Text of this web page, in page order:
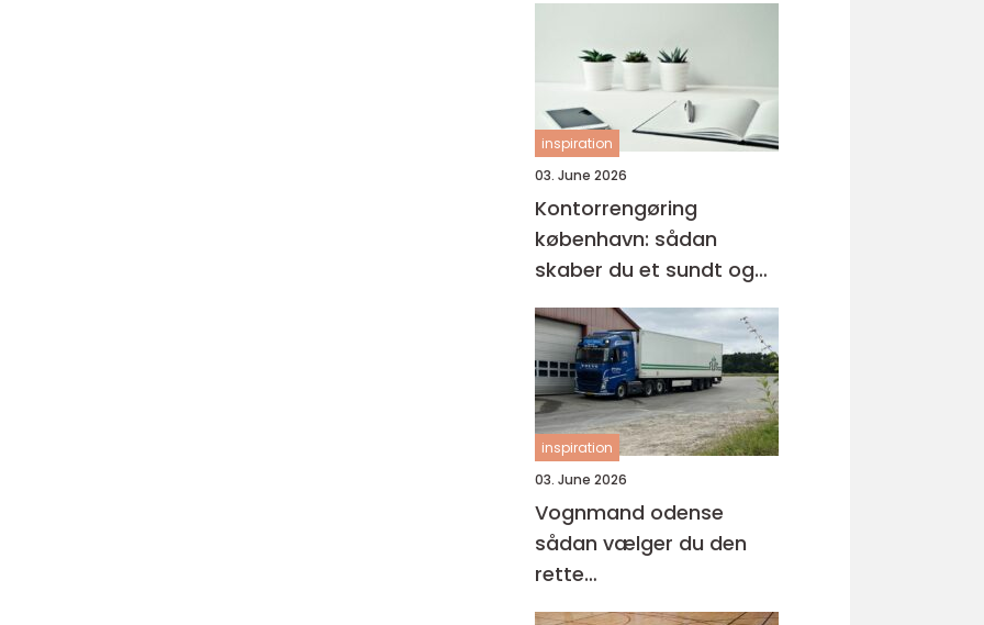
inspiration
03. June 2026
Kontorrengøring
københavn: sådan
skaber du et sundt og
professionelt
arbejdsmiljø
inspiration
03. June 2026
Vognmand odense
sådan vælger du den
rette
samarbejdspartner